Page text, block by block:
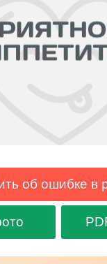
об ошибке в